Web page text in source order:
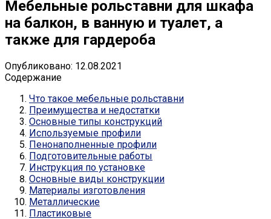
Мебельные рольставни для шкафа
на балкон, в ванную и туалет, а
также для гардероба
Опубликовано: 12.08.2021
Содержание
Что такое мебельные рольставни
Преимущества и недостатки
Основные типы конструкций
Используемые профили
Пенонаполненные профили
Подготовительные работы
Инструкция по установке
Основные виды конструкции
Материалы изготовления
Металлические
Пластиковые